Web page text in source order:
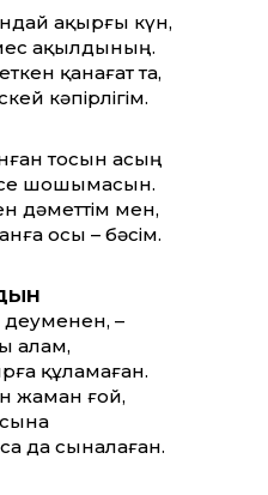
ақырғы күн,
ақылдының.
қанағат­ та,
кәпірлігім.
тосын асың
шошымасын.
дәмет­тім мен,
осы – бәсім.
–
алам,
құламаған.
жаман ғой,
да сыналаған.